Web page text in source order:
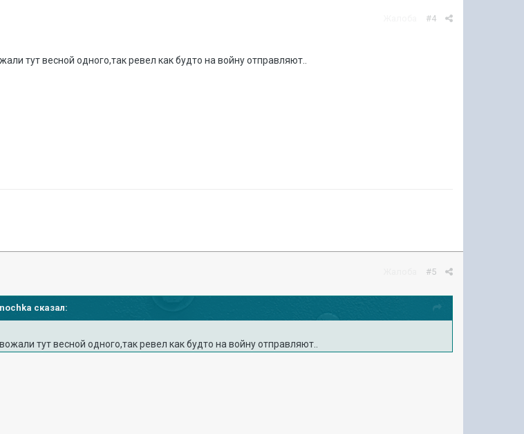
#4
тут весной одного,так ревел как будто на войну отправляют..
#5
сказал:
тут весной одного,так ревел как будто на войну отправляют..